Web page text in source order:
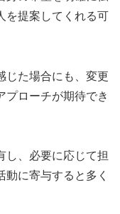
を提案してくれる可
じた場合にも、変更
プローチが期待でき
し、必要に応じて担
に寄与すると多く